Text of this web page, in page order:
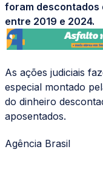
foram descontados
entre 2019 e 2024.
As ações judiciais
especial montado
do dinheiro
aposentados.
Agência Brasil